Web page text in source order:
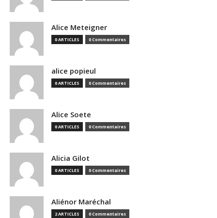
Alice Meteigner
0 ARTICLES 0 Commentaires
alice popieul
0 ARTICLES 0 Commentaires
Alice Soete
0 ARTICLES 0 Commentaires
Alicia Gilot
0 ARTICLES 0 Commentaires
Aliénor Maréchal
2 ARTICLES 0 Commentaires